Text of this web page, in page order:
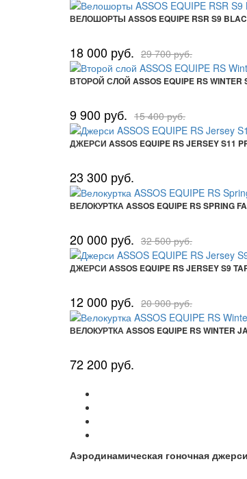
ВЕЛОШОРТЫ ASSOS EQUIPE RSR S9
18 000 руб. 29 700 руб.
ВТОРОЙ СЛОЙ ASSOS EQUIPE RS WINTER
9 900 руб. 15 400 руб.
ДЖЕРСИ ASSOS EQUIPE RS JERSEY S11
23 300 руб.
ВЕЛОКУРТКА ASSOS EQUIPE RS SPRING
20 000 руб. 32 500 руб.
ДЖЕРСИ ASSOS EQUIPE RS JERSEY S9
12 000 руб. 20 900 руб.
ВЕЛОКУРТКА ASSOS EQUIPE RS WINTER
72 200 руб.
Аэродинамическая гоночная